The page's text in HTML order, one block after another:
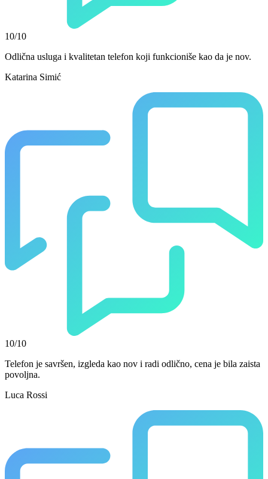
10/10
Odlična usluga i kvalitetan telefon koji funkcioniše kao da je nov.
Katarina Simić
10/10
Telefon je savršen, izgleda kao nov i radi odlično, cena je bila zaista
povoljna.
Luca Rossi